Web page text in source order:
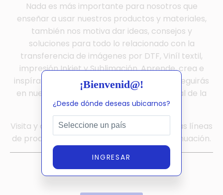
¡Bienvenid@!
¿Desde dónde deseas ubicarnos?
INGRESAR
Nada es más importante para nosotros que
enseñar a usar nuestros productos y materiales,
también nos motiva dar ideas, consejos y
soluciones para todo lo relacionado con la
transferencia de imágenes por DTF, Viníl textil,
impresión Inkjet y Sublimación. Aprende, crea e
inspírate con mas de 1000 videos que conseguirás
en nuestras redes sociales. (enlaces al final de la
página)
Visita y obten mas información acerca de las líneas
de productos Tinec® en los enlaces a continuación.